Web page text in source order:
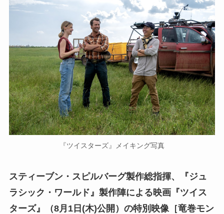
『ツイスターズ』メイキング写真
スティーブン・スピルバーグ製作総指揮、『ジュ
ラシック・ワールド』製作陣による映画『ツイス
ターズ』（8月1日(木)公開）の特別映像［竜巻モン